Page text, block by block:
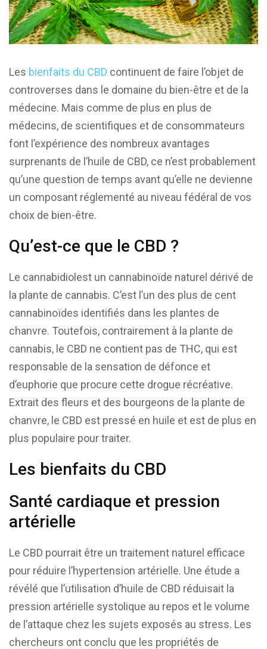
Les bienfaits du CBD continuent de faire l’objet de
controverses dans le domaine du bien-être et de la
médecine. Mais comme de plus en plus de
médecins, de scientifiques et de consommateurs
font l’expérience des nombreux avantages
surprenants de l’huile de CBD, ce n’est probablement
qu’une question de temps avant qu’elle ne devienne
un composant réglementé au niveau fédéral de vos
choix de bien-être.
Qu’est-ce que le CBD ?
Le cannabidiolest un cannabinoïde naturel dérivé de
la plante de cannabis. C’est l’un des plus de cent
cannabinoïdes identifiés dans les plantes de
chanvre. Toutefois, contrairement à la plante de
cannabis, le CBD ne contient pas de THC, qui est
responsable de la sensation de défonce et
d’euphorie que procure cette drogue récréative.
Extrait des fleurs et des bourgeons de la plante de
chanvre, le CBD est pressé en huile et est de plus en
plus populaire pour traiter.
Les bienfaits du CBD
Santé cardiaque et pression
artérielle
Le CBD pourrait être un traitement naturel efficace
pour réduire l’hypertension artérielle. Une étude a
révélé que l’utilisation d’huile de CBD réduisait la
pression artérielle systolique au repos et le volume
de l’attaque chez les sujets exposés au stress. Les
chercheurs ont conclu que les propriétés de